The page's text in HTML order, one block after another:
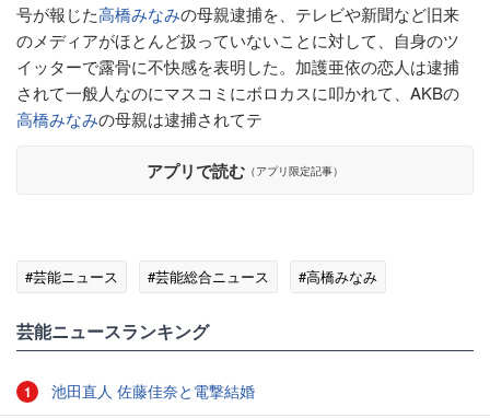
号が報じた高橋みなみの母親逮捕を、テレビや新聞など旧来
のメディアがほとんど扱っていないことに対して、自身のツ
イッターで露骨に不快感を表明した。加護亜依の恋人は逮捕
されて一般人なのにマスコミにボロカスに叩かれて、AKBの
高橋みなみの母親は逮捕されてテ
アプリで読む （アプリ限定記事）
#芸能ニュース #芸能総合ニュース #高橋みなみ
芸能ニュースランキング
1 池田直人 佐藤佳奈と電撃結婚